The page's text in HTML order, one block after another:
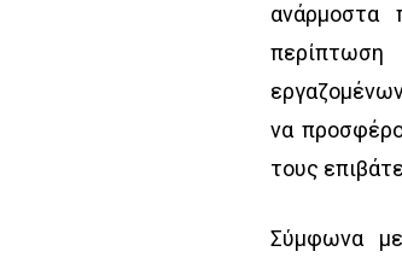
ανάρμοστα
περίπτωση
να
τους
Σύμφωνα